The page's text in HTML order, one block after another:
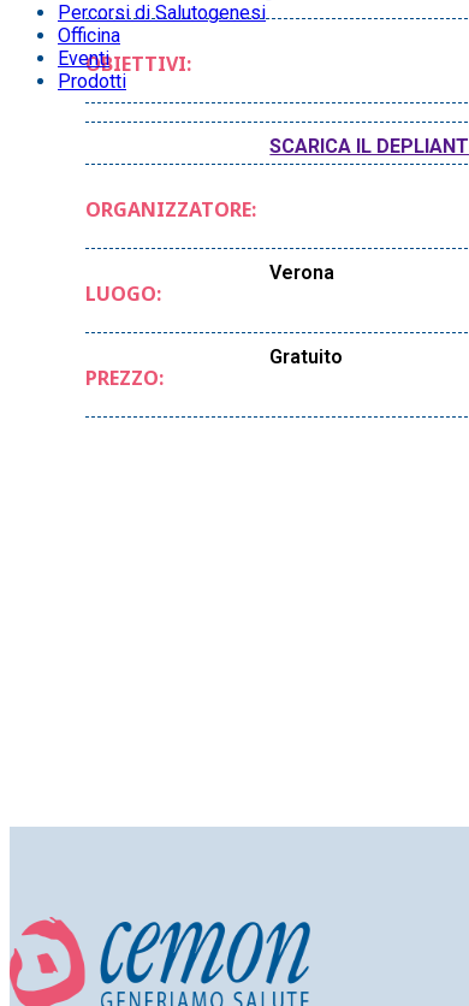
Percorsi di Salutogenesi
Officina
Eventi
Prodotti
OBIETTIVI:
SCARICA IL DEPLIANT
ORGANIZZATORE:
LUOGO:
Verona
PREZZO:
Gratuito